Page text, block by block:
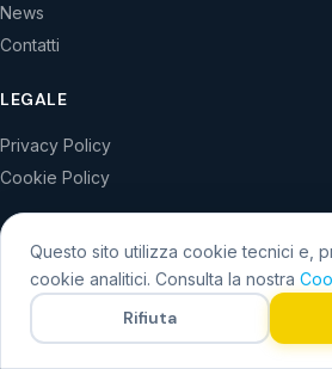
News
Contatti
LEGALE
Privacy Policy
Cookie Policy
© 2026 KAD3 S.r.l. – Tutti i
P.IVA 02120870742
EN
Questo sito utilizza cookie tecnici e,
cookie analitici. Consulta la nostra
Rifiuta